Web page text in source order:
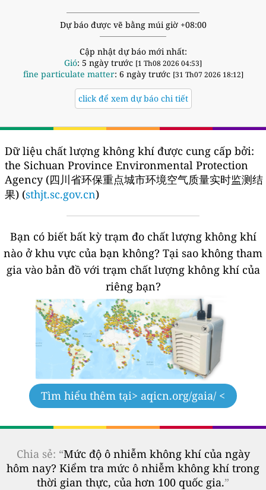
Dự báo được vẽ bằng múi giờ +08:00
Cập nhật dự báo mới nhất:
Gió: 5 ngày trước [1 Th08 2026 04:53]
fine particulate matter: 6 ngày trước [31 Th07 2026 18:12]
click để xem dự báo chi tiết
Dữ liệu chất lượng không khí được cung cấp bởi:
the Sichuan Province Environmental Protection
Agency (四川省环保重点城市环境空气质量实时监测结
果) (sthjt.sc.gov.cn)
Bạn có biết bất kỳ trạm đo chất lượng không khí
nào ở khu vực của bạn không? Tại sao không tham
gia vào bản đồ với trạm chất lượng không khí của
riêng bạn?
Tìm hiểu thêm tại> aqicn.org/gaia/ <
Chia sẻ: “Mức độ ô nhiễm không khí của ngày
hôm nay? Kiểm tra mức ô nhiễm không khí trong
thời gian thực, của hơn 100 quốc gia.”